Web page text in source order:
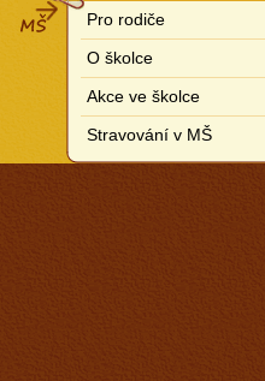
Pro rodiče
O školce
Akce ve školce
Stravování v MŠ